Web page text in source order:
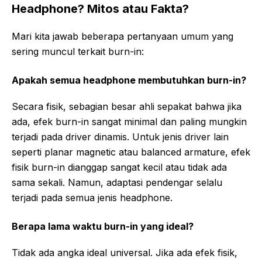
Headphone? Mitos atau Fakta?
Mari kita jawab beberapa pertanyaan umum yang
sering muncul terkait burn-in:
Apakah semua headphone membutuhkan burn-in?
Secara fisik, sebagian besar ahli sepakat bahwa jika
ada, efek burn-in sangat minimal dan paling mungkin
terjadi pada driver dinamis. Untuk jenis driver lain
seperti planar magnetic atau balanced armature, efek
fisik burn-in dianggap sangat kecil atau tidak ada
sama sekali. Namun, adaptasi pendengar selalu
terjadi pada semua jenis headphone.
Berapa lama waktu burn-in yang ideal?
Tidak ada angka ideal universal. Jika ada efek fisik,